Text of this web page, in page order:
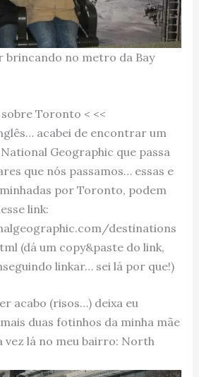
brincando no metro da Bay
sobre Toronto < <<
acabei de encontrar um
Geographic que passa
que nós passamos… essas e
por Toronto, podem
link:
destinations
(dá um copy&paste do link,
linkar… sei lá por que!)
acabo (risos…) deixa eu
duas fotinhos da minha mãe
vez lá no meu bairro: North